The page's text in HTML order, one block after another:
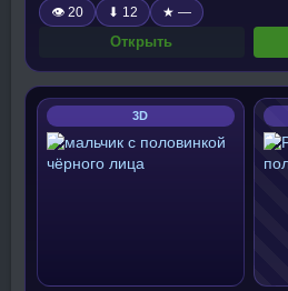
👁 20 ⬇ 12 ★ —
Открыть
3D